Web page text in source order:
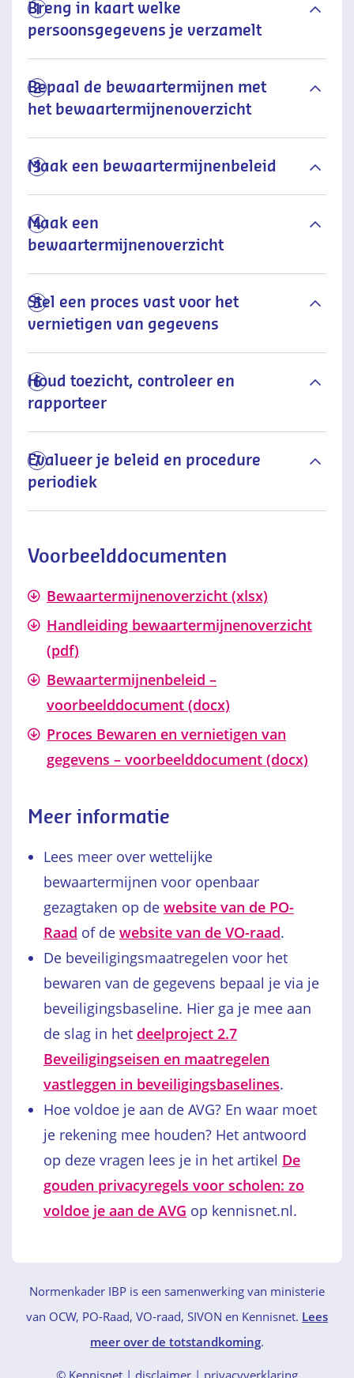
1
Breng in kaart welke
persoonsgegevens je verzamelt
2
Bepaal de bewaartermijnen met
het bewaartermijnenoverzicht
3
Maak een bewaartermijnenbeleid
4
Maak een
bewaartermijnenoverzicht
5
Stel een proces vast voor het
vernietigen van gegevens
6
Houd toezicht, controleer en
rapporteer
7
Evalueer je beleid en procedure
periodiek
Voorbeelddocumenten
Bewaartermijnenoverzicht (xlsx)
Handleiding bewaartermijnenoverzicht
(pdf)
Bewaartermijnenbeleid –
voorbeelddocument (docx)
Proces Bewaren en vernietigen van
gegevens – voorbeelddocument (docx)
Meer informatie
Lees meer over wettelijke
bewaartermijnen voor openbaar
gezagtaken op de website van de PO-
Raad of de website van de VO-raad.
De beveiligingsmaatregelen voor het
bewaren van de gegevens bepaal je via je
beveiligingsbaseline. Hier ga je mee aan
de slag in het deelproject 2.7
Beveiligingseisen en maatregelen
vastleggen in beveiligingsbaselines.
Hoe voldoe je aan de AVG? En waar moet
je rekening mee houden? Het antwoord
op deze vragen lees je in het artikel De
gouden privacyregels voor scholen: zo
voldoe je aan de AVG op kennisnet.nl.
Normenkader IBP is een samenwerking van ministerie
van OCW, PO-Raad, VO-raad, SIVON en Kennisnet. Lees
meer over de totstandkoming.
© Kennisnet disclaimer | privacyverklaring